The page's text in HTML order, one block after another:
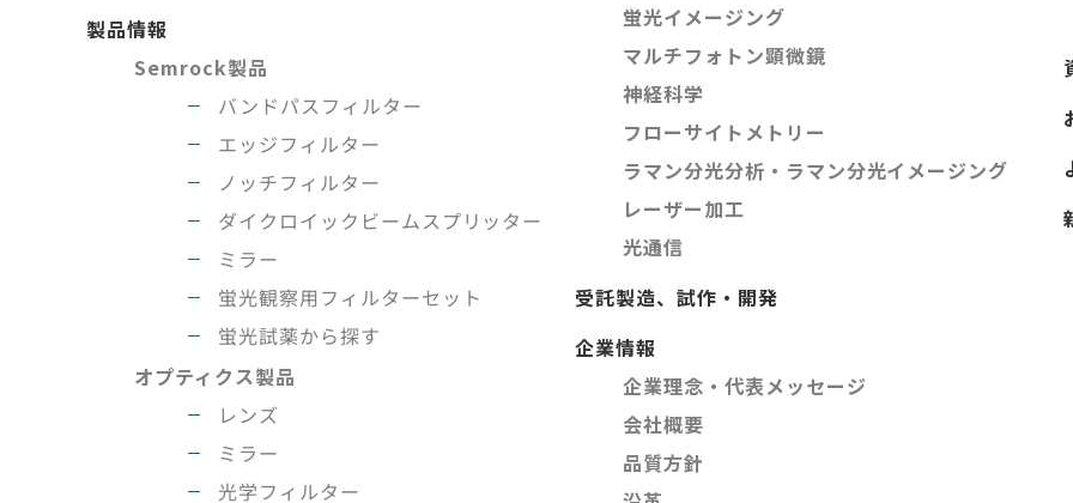
製品情報
Semrock製品
バンドパスフィルター
エッジフィルター
ノッチフィルター
ダイクロイックビームスプリッター
ミラー
蛍光観察用フィルターセット
蛍光試薬から探す
オプティクス製品
レンズ
ミラー
光学フィルター
蛍光イメージング
マルチフォトン顕微鏡
神経科学
フローサイトメトリー
ラマン分光分析・ラマン分光イメージング
レーザー加工
光通信
受託製造、試作・開発
企業情報
企業理念・代表メッセージ
会社概要
品質方針